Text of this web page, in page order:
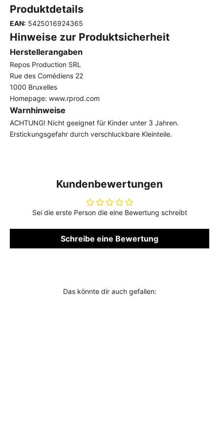
Produktdetails
EAN: 5425016924365
Hinweise zur Produktsicherheit
Herstellerangaben
Repos Production SRL
Rue des Comédiens 22
1000 Bruxelles
Homepage: www.rprod.com
Warnhinweise
ACHTUNG! Nicht geeignet für Kinder unter 3 Jahren.
Erstickungsgefahr durch verschluckbare Kleinteile.
Kundenbewertungen
Sei die erste Person die eine Bewertung schreibt
Schreibe eine Bewertung
Das könnte dir auch gefallen: